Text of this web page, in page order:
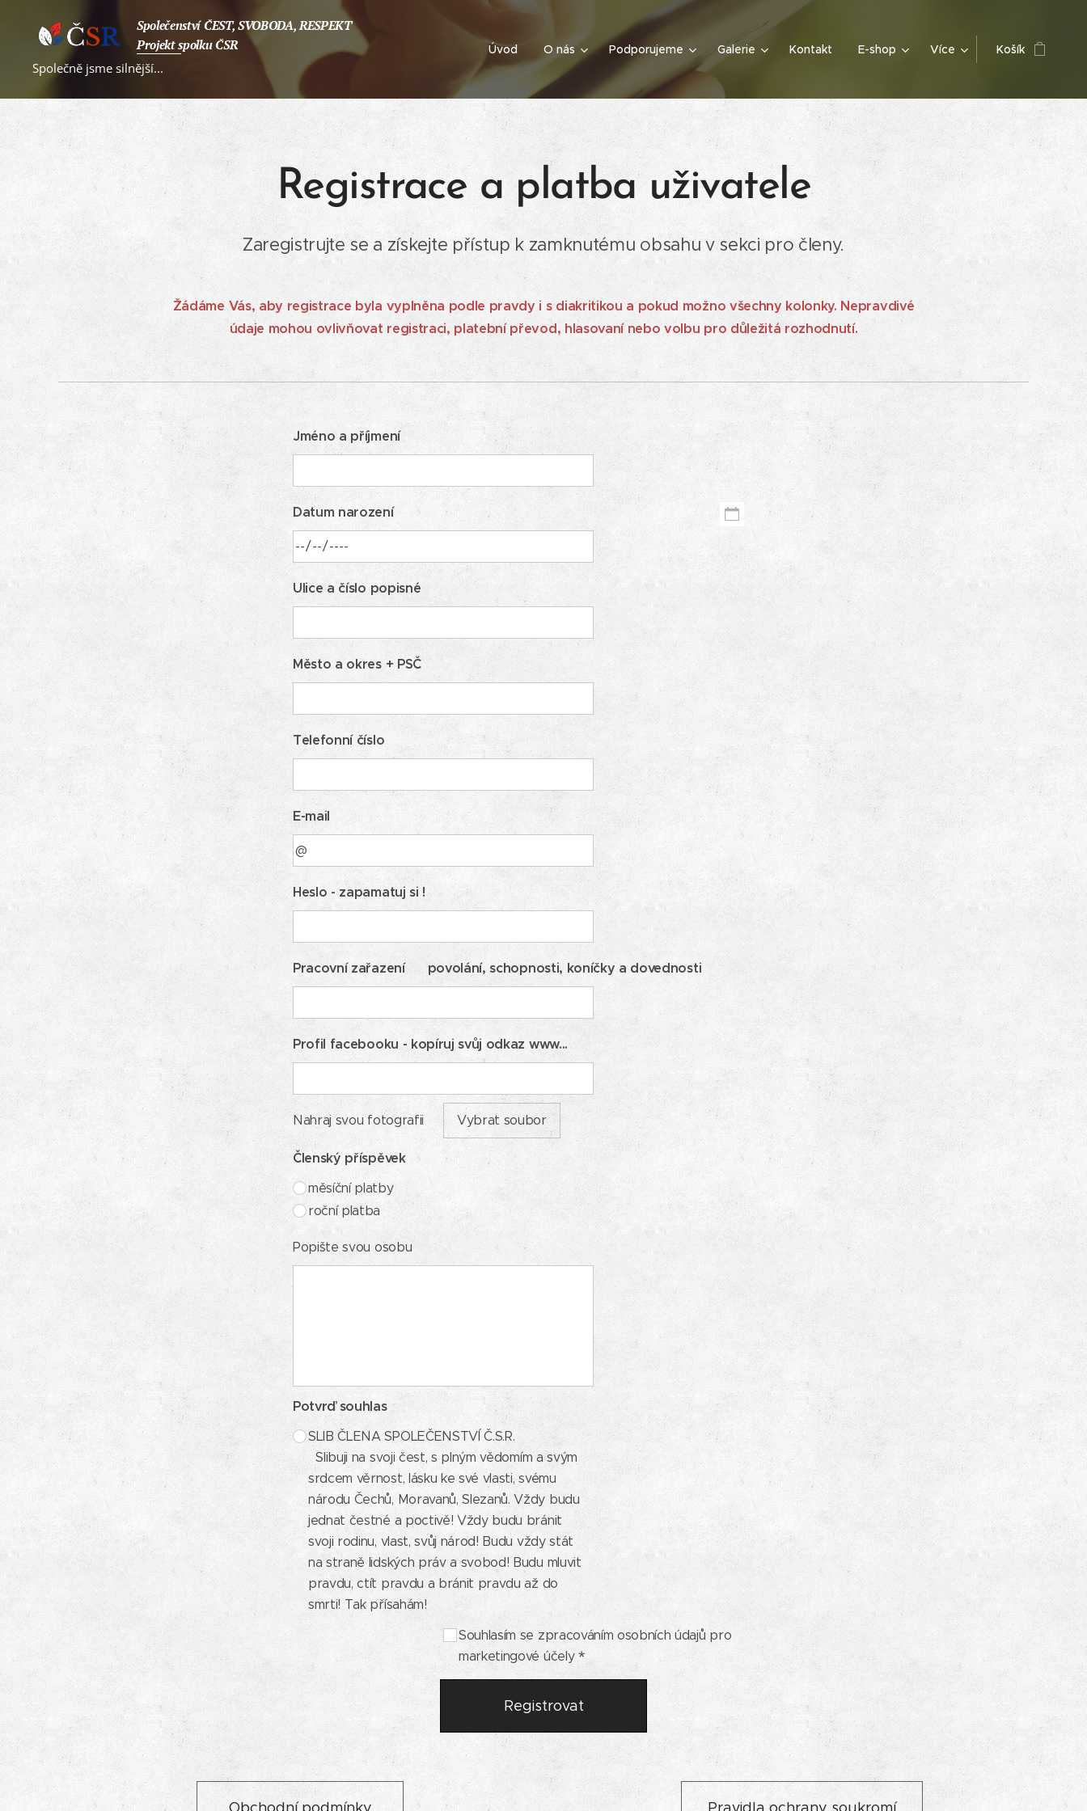
Společenství ČEST, SVOBODA, RESPEKT
Projekt spolku ČSR
Společně jsme silnější...
Úvod O nás Podporujeme Galerie Kontakt E-shop Více Košík
Registrace a platba uživatele
Zaregistrujte se a získejte přístup k zamknutému obsahu v sekci pro členy.
Žádáme Vás, aby registrace byla vyplněna podle pravdy i s diakritikou a pokud možno všechny kolonky. Nepravdivé
údaje mohou ovlivňovat registraci, platební převod, hlasovaní nebo volbu pro důležitá rozhodnutí.
Jméno a příjmení
Datum narození
Ulice a číslo popisné
Město a okres + PSČ
Telefonní číslo
E-mail
Heslo - zapamatuj si !
Pracovní zařazení povolání, schopnosti, koníčky a dovednosti
Profil facebooku - kopíruj svůj odkaz www...
Nahraj svou fotografii Vybrat soubor
Členský příspěvek
měsíční platby
roční platba
Popište svou osobu
Potvrď souhlas
SLIB ČLENA SPOLEČENSTVÍ Č.S.R.
Slibuji na svoji čest, s plným vědomím a svým
srdcem věrnost, lásku ke své vlasti, svému
národu Čechů, Moravanů, Slezanů. Vždy budu
jednat čestné a poctivě! Vždy budu bránit
svoji rodinu, vlast, svůj národ! Budu vždy stát
na straně lidských práv a svobod! Budu mluvit
pravdu, ctít pravdu a bránit pravdu až do
smrti! Tak přísahám!
Souhlasím se zpracováním osobních údajů pro
marketingové účely
Registrovat